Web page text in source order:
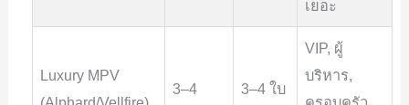
เยอะ
Luxury MPV
3–4 3–4 ใบ
VIP, ผู้
บริหาร,